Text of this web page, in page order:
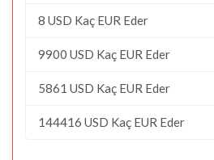
8 USD Kaç EUR Eder
9900 USD Kaç EUR Eder
5861 USD Kaç EUR Eder
144416 USD Kaç EUR Eder